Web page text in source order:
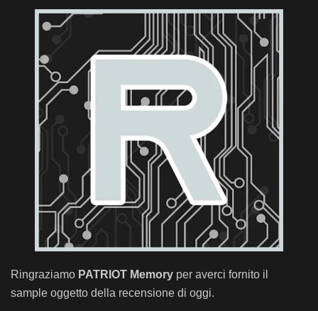
Ringraziamo PATRIOT Memory per averci fornito il
sample oggetto della recensione di oggi.